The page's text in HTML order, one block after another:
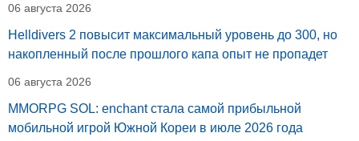
06 августа 2026
Helldivers 2 повысит максимальный уровень до 300, но
накопленный после прошлого капа опыт не пропадет
06 августа 2026
MMORPG SOL: enchant стала самой прибыльной
мобильной игрой Южной Кореи в июле 2026 года